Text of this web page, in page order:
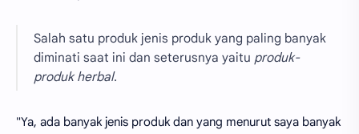
Salah satu produk jenis produk yang paling banyak
diminati saat ini dan seterusnya yaitu produk-
produk herbal.
"Ya, ada banyak jenis produk dan yang menurut saya banyak